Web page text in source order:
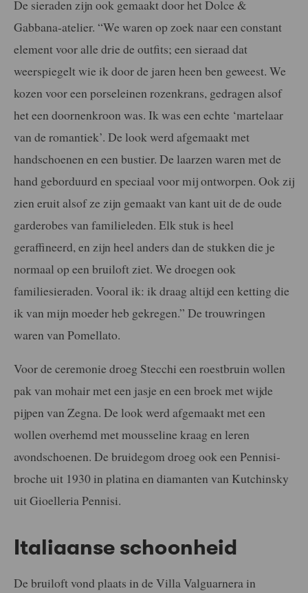
De sieraden zijn ook gemaakt door het Dolce &
Gabbana-atelier. “We waren op zoek naar een constant
element voor alle drie de outfits; een sieraad dat
weerspiegelt wie ik door de jaren heen ben geweest. We
kozen voor een porseleinen rozenkrans, gedragen alsof
het een doornenkroon was. Ik was een echte ‘martelaar
van de romantiek’. De look werd afgemaakt met
handschoenen en een bustier. De laarzen waren met de
hand geborduurd en speciaal voor mij ontworpen. Ook zij
zien eruit alsof ze zijn gemaakt van kant uit de de oude
garderobes van familieleden. Elk stuk is heel
geraffineerd, en zijn heel anders dan de stukken die je
normaal op een bruiloft ziet. We droegen ook
familiesieraden. Vooral ik: ik draag altijd een ketting die
ik van mijn moeder heb gekregen.” De trouwringen
waren van Pomellato.
Voor de ceremonie droeg Stecchi een roestbruin wollen
pak van mohair met een jasje en een broek met wijde
pijpen van Zegna. De look werd afgemaakt met een
wollen overhemd met mousseline kraag en leren
avondschoenen. De bruidegom droeg ook een Pennisi-
broche uit 1930 in platina en diamanten van Kutchinsky
uit Gioelleria Pennisi.
Italiaanse schoonheid
De bruiloft vond plaats in de Villa Valguarnera in